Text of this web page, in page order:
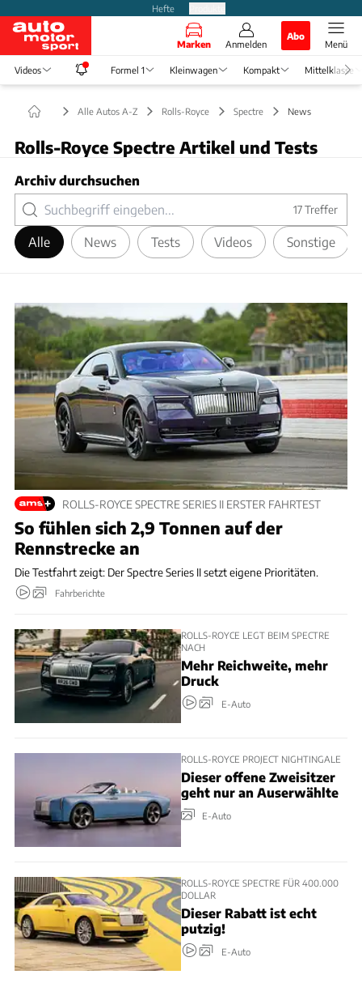
Hefte
Marken Anmelden
Abo
Menü
Videos Formel 1 Kleinwagen Kompakt Mittelklasse
Alle Autos A-Z Rolls-Royce Spectre News
Rolls-Royce Spectre Artikel und Tests
Archiv durchsuchen
17Treffer
Alle News Tests Videos Sonstige
ROLLS-ROYCE SPECTRE SERIES II ERSTER FAHRTEST
So fühlen sich 2,9 Tonnen auf der
Rennstrecke an
Die Testfahrt zeigt: Der Spectre Series II setzt eigene Prioritäten.
Fahrberichte
ROLLS-ROYCE LEGT BEIM SPECTRE
NACH
Mehr Reichweite, mehr
Druck
E-Auto
ROLLS-ROYCE PROJECT NIGHTINGALE
Dieser offene Zweisitzer
geht nur an Auserwählte
E-Auto
ROLLS-ROYCE SPECTRE FÜR 400.000
DOLLAR
Dieser Rabatt ist echt
putzig!
E-Auto